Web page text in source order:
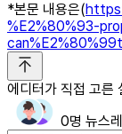
*본문 내용은(
%E2%80%93-
에디터가 직접 고른
0명 뉴스